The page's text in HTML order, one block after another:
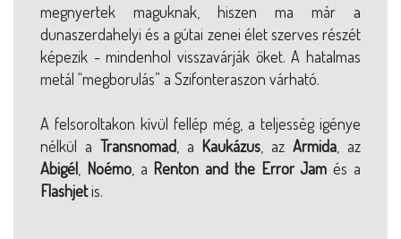
megnyertek maguknak, hiszen ma már a
dunaszerdahelyi és a gútai zenei élet szerves részét
képezik - mindenhol visszavárják őket. A hatalmas
metál “megborulás” a Szifonteraszon várható.
A felsoroltakon kívül fellép még, a teljesség igénye
nélkül a Transnomad, a Kaukázus , azArmida , az
Abigél Noémo, a Renton and the Error Jam és a
Flashjetis.